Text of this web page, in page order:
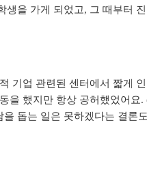
생을 가게 되었고, 그 때부터
기업 관련된 센터에서 짧게
을 했지만 항상 공허했었어요.
을 돕는 일은 못하겠다는 결론